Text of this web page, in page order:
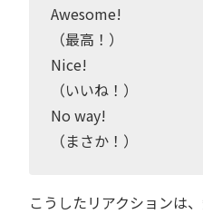
Awesome!
（最高！）
Nice!
（いいね！）
No way!
（まさか！）
こうしたリアクションは